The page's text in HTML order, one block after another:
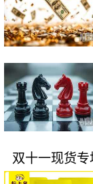
双十一现货专